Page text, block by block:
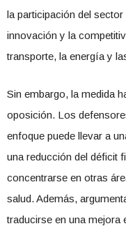
la participación del
innovación y la
transporte, la energía y
Sin embargo, la medida
oposición. Los
enfoque puede llevar a
una reducción del déficit
concentrarse en otras
salud. Además,
traducirse en una mejora